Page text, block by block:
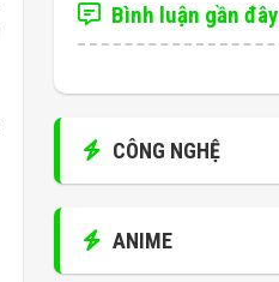
Bình luận gần đây
CÔNG NGHỆ
ANIME